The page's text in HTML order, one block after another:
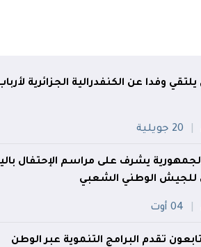
وفدا عن الكنفدرالية الجزائرية
20 جويلية
يشرف على مراسم الإحتفال
للجيش الوطني الشعبي
04 أوت
تقدم البرامج التنموية عبر الوطن